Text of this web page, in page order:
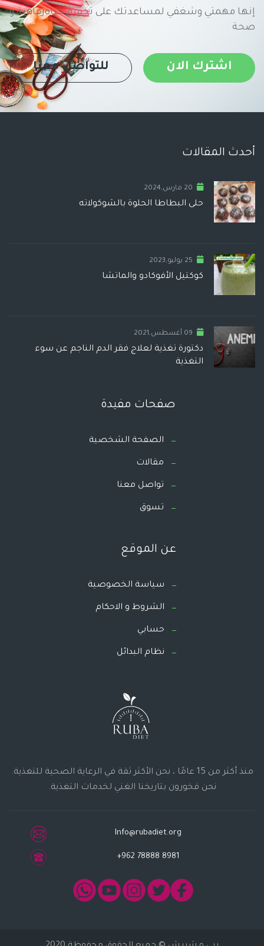
إنها مهمتي وشغفي لمساعدتك على تحقيق حياةرفاهية و
صحة
اشترك الان للتواصل معنا
أحدث المقالات
20 مارس,2024
حلى البطاطا الحلوة بالشوكولاته
25 يوليو,2023
كوكتيل الأفوكادو والماتشا
09 أغسطس,2021
دكتورة تغذية لعلاج فقر الدم الناجم عن سوء
التغذية
صفحات مفيدة
الصفحة الشخصية
مقالات
تواصل معنا
تسوق
عن الموقع
سياسة الخصوصية
الشروط و الاحكام
حسابي
نظام البدائل
منذ أكثر من 15 عامًا ، نحن الأكثر ثقة في الرعاية الصحية للتغذية.
نحن فخورون بتاريخنا الغني لخدمات التغذية.
Info@rubadiet.org
+962 78888 8981